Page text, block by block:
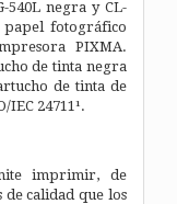
540L negra y CL-
papel fotográfico
PIXMA.
de tinta negra
de tinta de
24711¹.
imprimir, de
de calidad que los